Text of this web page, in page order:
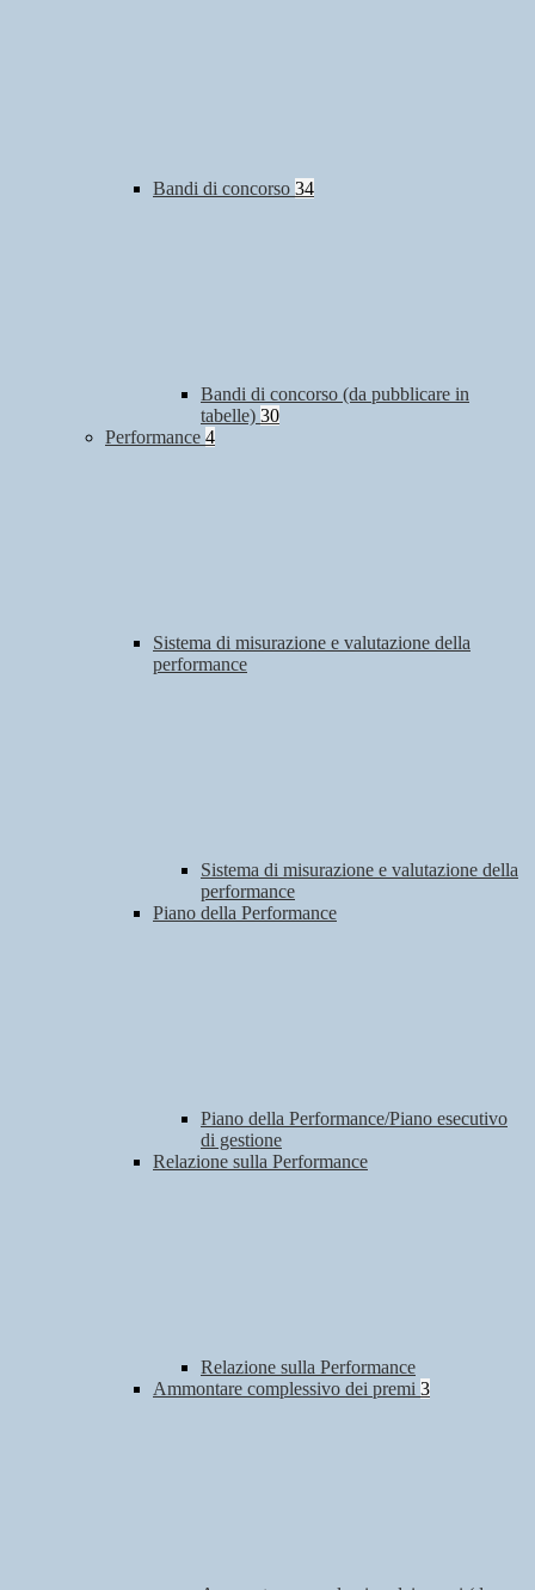
Bandi di concorso 34
Bandi di concorso (da pubblicare in
tabelle) 30
Performance 4
Sistema di misurazione e valutazione della
performance
Sistema di misurazione e valutazione della
performance
Piano della Performance
Piano della Performance/Piano esecutivo
di gestione
Relazione sulla Performance
Relazione sulla Performance
Ammontare complessivo dei premi 3